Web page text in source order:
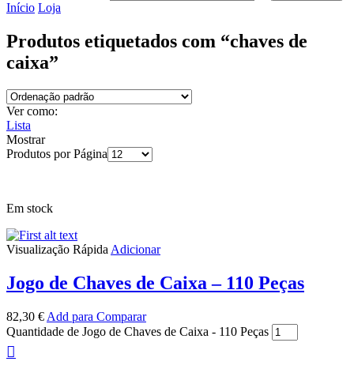
Início Loja
Produtos etiquetados com “chaves de
caixa”
Ver como:
Lista
Mostrar
Produtos por Página
Em stock
Visualização Rápida Adicionar
Jogo de Chaves de Caixa – 110 Peças
82,30 € Add para Comparar
Quantidade de Jogo de Chaves de Caixa - 110 Peças